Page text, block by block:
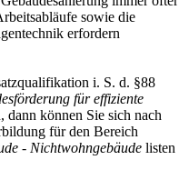
sowie die
erfordern
i. S. d. §88
für effiziente
dann können Sie sich nach
für den Bereich
- Nichtwohngebäude listen